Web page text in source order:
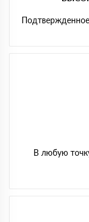
В любую